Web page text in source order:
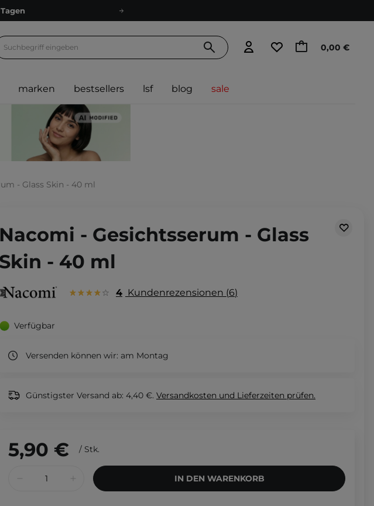
ab 60 €
und Österreich
noch mehr Punkte
0,00 €
marken bestsellers lsf blog sale
- Glass Skin - 40 ml
Nacomi - Gesichtsserum - Glass
Skin - 40 ml
4 Kundenrezensionen 6
Verfügbar
Versenden können wir: am Montag
Günstigster Versand ab: 4,40 €. Versandkosten und Lieferzeiten prüfen.
5,90 € / Stk.
IN DEN WARENKORB